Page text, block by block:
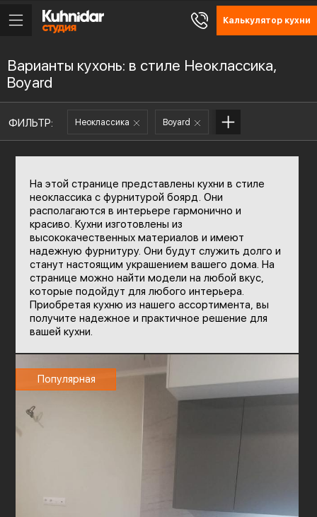
Калькулятор кухни
Варианты кухонь: в стиле Неоклассика,
Boyard
ФИЛЬТР: Неоклассика Boyard
На этой странице представлены кухни в стиле
неоклассика с фурнитурой боярд. Они
располагаются в интерьере гармонично и
красиво. Кухни изготовлены из
высококачественных материалов и имеют
надежную фурнитуру. Они будут служить долго и
станут настоящим украшением вашего дома. На
странице можно найти модели на любой вкус,
которые подойдут для любого интерьера.
Приобретая кухню из нашего ассортимента, вы
получите надежное и практичное решение для
вашей кухни.
Популярная